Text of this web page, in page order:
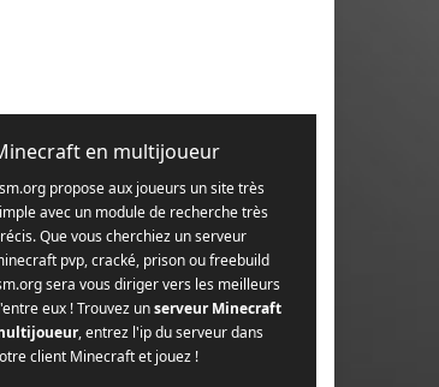
en multijoueur
propose aux joueurs un site très
avec un module de recherche très
Que vous cherchiez un serveur
pvp, cracké, prison ou freebuild
sera vous diriger vers les meilleurs
eux ! Trouvez unserveur Minecraft
, entrez l'ip du serveur dans
client Minecraft et jouez !